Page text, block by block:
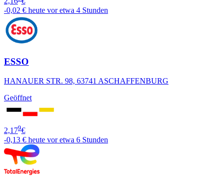
-0,02 € heute vor etwa 4 Stunden
ESSO
HANAUER STR. 98, 63741 ASCHAFFENBURG
Geöffnet
2,179€
-0,13 € heute vor etwa 6 Stunden